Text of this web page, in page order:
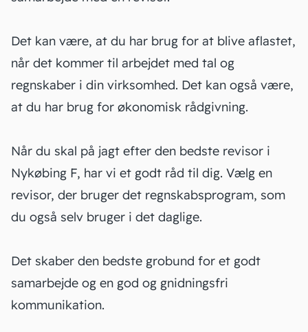
Det kan være, at du har brug for at blive aflastet,
når det kommer til arbejdet med tal og
regnskaber i din virksomhed. Det kan også være,
at du har brug for økonomisk rådgivning.
Når du skal på jagt efter den bedste revisor i
Nykøbing F, har vi et godt råd til dig. Vælg en
revisor, der bruger det regnskabsprogram, som
du også selv bruger i det daglige.
Det skaber den bedste grobund for et godt
samarbejde og en god og gnidningsfri
kommunikation.